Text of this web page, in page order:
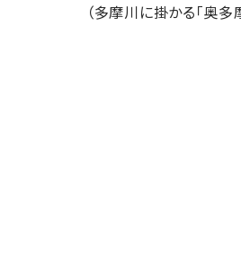
（多摩川に掛かる「奥